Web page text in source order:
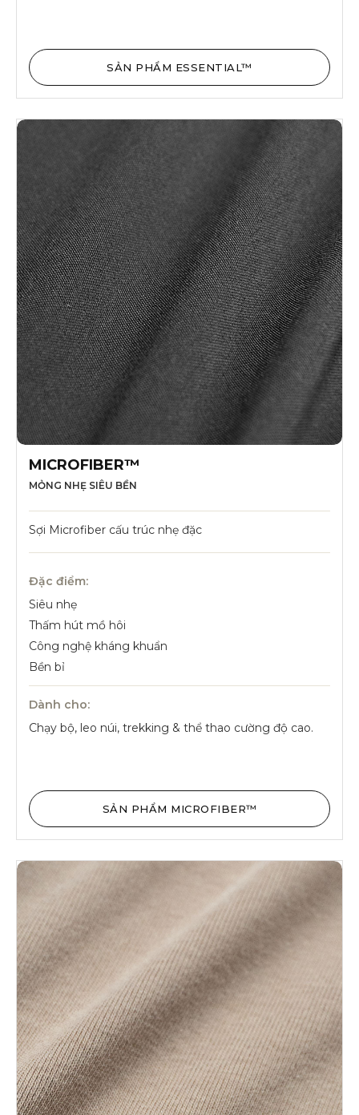
SẢN PHẨM ESSENTIAL™
MICROFIBER™
MỎNG NHẸ SIÊU BỀN
Sợi Microfiber cấu trúc nhẹ đặc
Đặc điểm:
Siêu nhẹ
Thấm hút mồ hôi
Công nghệ kháng khuẩn
Bền bỉ
Dành cho:
Chạy bộ, leo núi, trekking & thể thao cường độ cao.
SẢN PHẨM MICROFIBER™